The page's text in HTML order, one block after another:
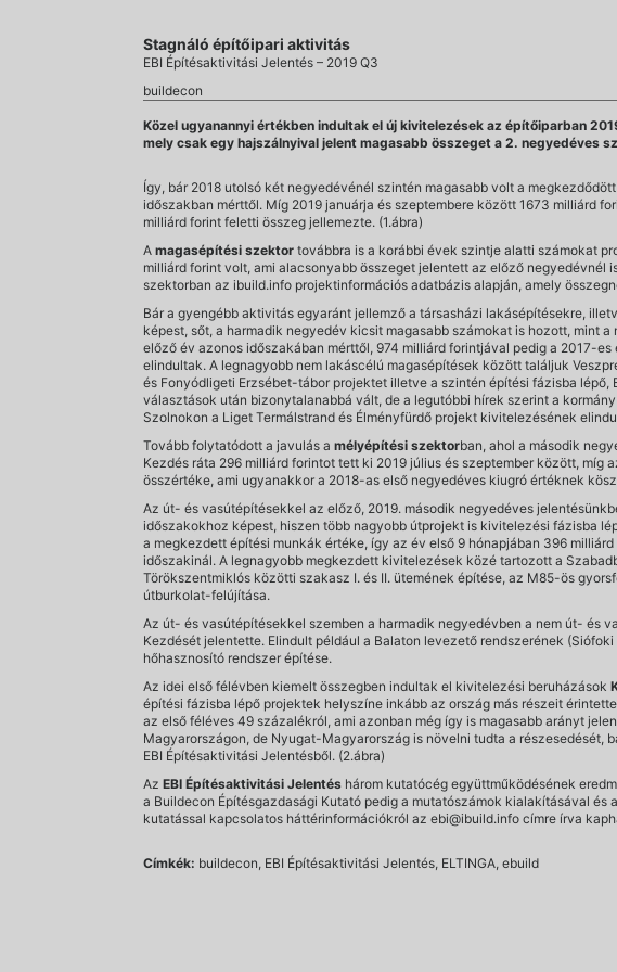
Stagnáló építőipari aktivitás
EBI Építésaktivitási Jelentés – 2019 Q3
buildecon
Közel ugyanannyi értékben indultak el új kivitelezések az építőiparban
mely csak egy hajszálnyival jelent magasabb összeget a 2. negyedéves
Így, bár 2018 utolsó két negyedévénél szintén magasabb volt a
időszakban mérttől. Míg 2019 januárja és szeptembere között 1673 milliárd
milliárd forint feletti összeg jellemezte. (1.ábra)
A magasépítési szektor továbbra is a korábbi évek szintje alatti számokat
milliárd forint volt, ami alacsonyabb összeget jelentett az előző
szektorban az ibuild.info projektinformációs adatbázis alapján, amely
Bár a gyengébb aktivitás egyaránt jellemző a társasházi lakásépítésekre,
képest, sőt, a harmadik negyedév kicsit magasabb számokat is hozott, mint
előző év azonos időszakában mérttől, 974 milliárd forintjával pedig a 2017-
elindultak. A legnagyobb nem lakáscélú magasépítések között találjuk
és Fonyódligeti Erzsébet-tábor projektet illetve a szintén építési fázisba
választások után bizonytalanabbá vált, de a legutóbbi hírek szerint a
Szolnokon a Liget Termálstrand és Élményfürdő projekt kivitelezésének
Tovább folytatódott a javulás a mélyépítési szektorban, ahol a második
Kezdés ráta 296 milliárd forintot tett ki 2019 július és szeptember között,
összértéke, ami ugyanakkor a 2018-as első negyedéves kiugró értéknek
Az út- és vasútépítésekkel az előző, 2019. második negyedéves
időszakokhoz képest, hiszen több nagyobb útprojekt is kivitelezési fázisba
a megkezdett építési munkák értéke, így az év első 9 hónapjában 396
időszakinál. A legnagyobb megkezdett kivitelezések közé tartozott a
Törökszentmiklós közötti szakasz I. és II. ütemének építése, az M85-ös
útburkolat-felújítása.
Az út- és vasútépítésekkel szemben a harmadik negyedévben a nem út- és
Kezdését jelentette. Elindult például a Balaton levezető rendszerének
hőhasznosító rendszer építése.
Az idei első félévben kiemelt összegben indultak el kivitelezési beruházások
építési fázisba lépő projektek helyszíne inkább az ország más részeit
az első féléves 49 százalékról, ami azonban még így is magasabb arányt
Magyarországon, de Nyugat-Magyarország is növelni tudta a részesedését,
EBI Építésaktivitási Jelentésből. (2.ábra)
Az EBI Építésaktivitási Jelentés három kutatócég együttműködésének
a Buildecon Építésgazdasági Kutató pedig a mutatószámok kialakításával
kutatással kapcsolatos háttérinformációkról az ebi@ibuild.info címre írva
Címkék: buildecon, EBI Építésaktivitási Jelentés, ELTINGA, ebuild